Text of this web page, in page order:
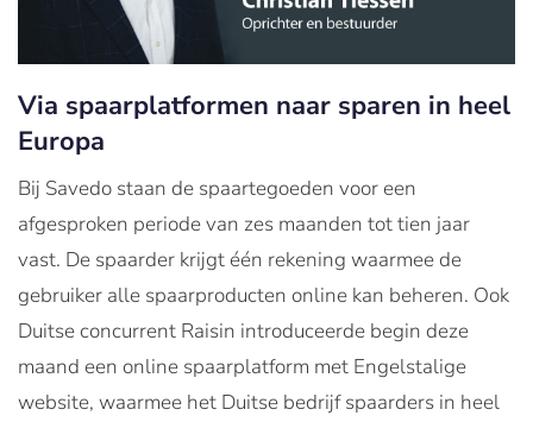
Via spaarplatformen naar sparen in heel
Europa
Bij Savedo staan de spaartegoeden voor een
afgesproken periode van zes maanden tot tien jaar
vast. De spaarder krijgt één rekening waarmee de
gebruiker alle spaarproducten online kan beheren. Ook
Duitse concurrent Raisin introduceerde begin deze
maand een online spaarplatform met Engelstalige
website, waarmee het Duitse bedrijf spaarders in heel